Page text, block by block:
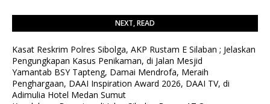
NEXT, READ
Kasat Reskrim Polres Sibolga, AKP Rustam E Silaban ; Jelaskan
Pengungkapan Kasus Penikaman, di Jalan Mesjid
Yamantab BSY Tapteng, Damai Mendrofa, Meraih
Penghargaan, DAAI Inspiration Award 2026, DAAI TV, di
Adimulia Hotel Medan Sumut